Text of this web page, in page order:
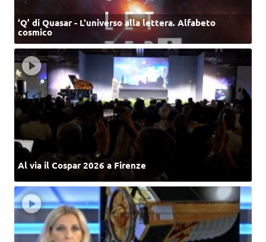
‘Q’ di Quasar - L'universo alla lettera. Alfabeto
cosmico
Al via il Cospar 2026 a Firenze